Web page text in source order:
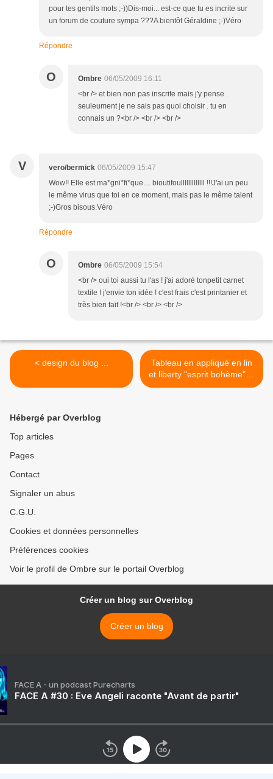
pour tes gentils mots ;-))Dis-moi... est-ce que tu es incrite sur
un forum de couture sympa ???A bientôt Géraldine ;-)Véro
Répondre
O Ombre 06/05/2009 16:11
<br /> et bien non pas inscrite mais j'y pense .
seuleument je ne sais pas quoi choisir . tu en
connais un ?<br /> <br /> <br />
V vero/bermick 06/05/2009 15:47
Wow!! Elle est ma*gni*fi*que.... bioutifoulllllllllllll !!!J'ai un peu
le même virus que toi en ce moment, mais pas le même talent
;-)Gros bisous.Véro
Répondre
O Ombre 06/05/2009 15:54
<br /> oui toi aussi tu l'as ! j'ai adoré tonpetit carnet
textile ! j'envie ton idée ! c'est frais c'est printanier et
très bien fait !<br /> <br /> <br />
< design du blog ...
Tableau en appliqué en lin
et liberty "esprit bohème" ...
>
Hébergé par Overblog
Top articles
Pages
Contact
Signaler un abus
C.G.U.
Cookies et données personnelles
Préférences cookies
Voir le profil de Ombre sur le portail Overblog
Créer un blog sur Overblog
Créer un blog
FACE A - un podcast Purecharts
FACE A #30 : Eve Angeli raconte "Avant de partir"